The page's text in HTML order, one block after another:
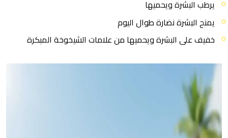
يرطب البشرة ويحميها
يمنح البشرة نضارة طوال اليوم
خفيف على البشرة ويحميها من علامات الشيخوخة المبكرة